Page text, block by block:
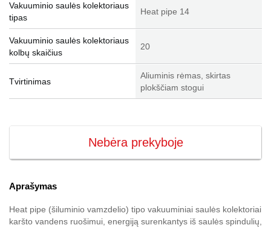
Vakuuminio saulės kolektoriaus
tipas
Heat pipe 14
Vakuuminio saulės kolektoriaus
kolbų skaičius
20
Tvirtinimas
Aliuminis rėmas, skirtas
plokščiam stogui
Nebėra prekyboje
Aprašymas
Heat pipe (šiluminio vamzdelio) tipo vakuuminiai saulės kolektoriai
karšto vandens ruošimui, energiją surenkantys iš saulės spindulių,